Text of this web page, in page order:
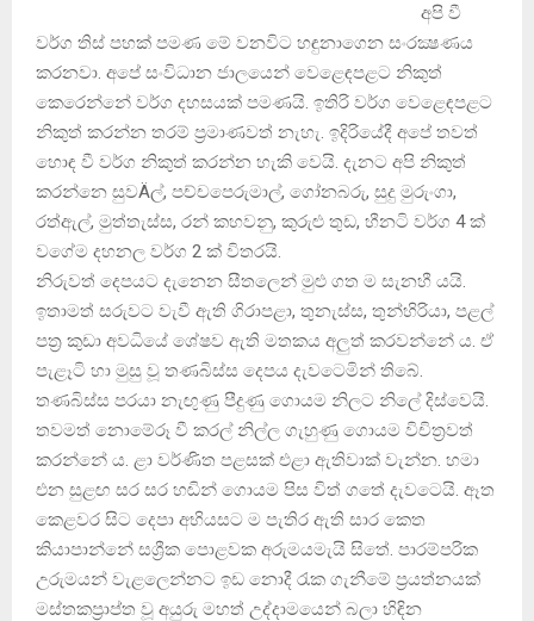
අපි වී
වර්ග තිස්‌ පහක්‌ පමණ මේ වනවිට හඳුනාගෙන සංරක්‍ෂණය
කරනවා. අපේ සංවිධාන ජාලයෙන් වෙළෙඳපළට නිකුත්
කෙරෙන්නේ වර්ග දහසයක්‌ පමණයි. ඉතිරි වර්ග වෙළෙඳපළට
නිකුත් කරන්න තරම් ප්‍රමාණවත් නැහැ. ඉදිරියේදී අපේ තවත්
හොඳ වී වර්ග නිකුත් කරන්න හැකි වෙයි. දැනට අපි නිකුත්
කරන්නෙ සුවÄල්, පච්චපෙරුමාල්, ගෝනබරු, සුදු මුරුංගා,
රත්ඇල්, මුත්තැස්‌ස, රන් කහවනු, කුරුළු තුඩ, හීනටි වර්ග 4 ක්‌
වගේම දහනල වර්ග 2 ක්‌ විතරයි.
නිරුවත් දෙපයට දැනෙන සීතලෙන් මුළු ගත ම සැනහී යයි.
ඉතාමත් සරුවට වැවී ඇති ගිරාපළා, තුනැස්‌ස, තුන්හිරියා, පළල්
පත්‍ර කුඩා අවධියේ ශේෂව ඇති මතකය අලුත් කරවන්නේ ය. ඒ
පැළෑටි හා මුසු වූ තණබිස්‌ස දෙපය දැවටෙමින් තිබේ.
තණබිස්‌ස පරයා නැඟුණු පීදුණු ගොයම නිලට නිලේ දිස්‌වෙයි.
තවමත් නොමේරූ වී කරල් නිල්ල ගැහුණු ගොයම විචිත්‍රවත්
කරන්නේ ය. ළා වර්ණිත පළසක්‌ එළා ඇතිවාක්‌ වැන්න. හමා
එන සුළඟ සර සර හඬින් ගොයම පිස විත් ගතේ දැවටෙයි. ඈත
කෙළවර සිට දෙපා අභියසට ම පැතිර ඇති සාර කෙත
කියාපාන්නේ සශ්‍රීක පොළවක අරුමයමැයි සිතේ. පාරම්පරික
උරුමයන් වැළලෙන්නට ඉඩ නොදී රැක ගැනීමේ ප්‍රයත්නයක්‌
මස්‌තකප්‍රාප්ත වූ අයුරු මහත් උද්දාමයෙන් බලා හිඳින